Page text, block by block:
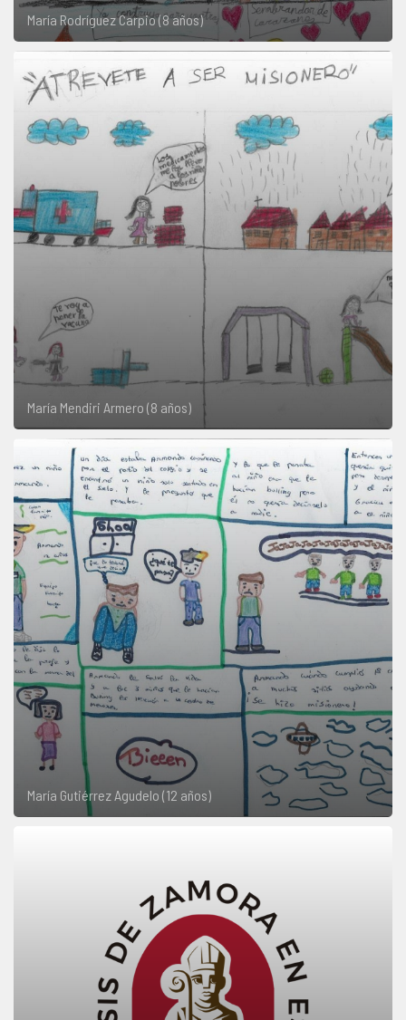
María Rodríguez Carpio (8 años)
María Mendiri Armero (8 años)
María Gutiérrez Agudelo (12 años)